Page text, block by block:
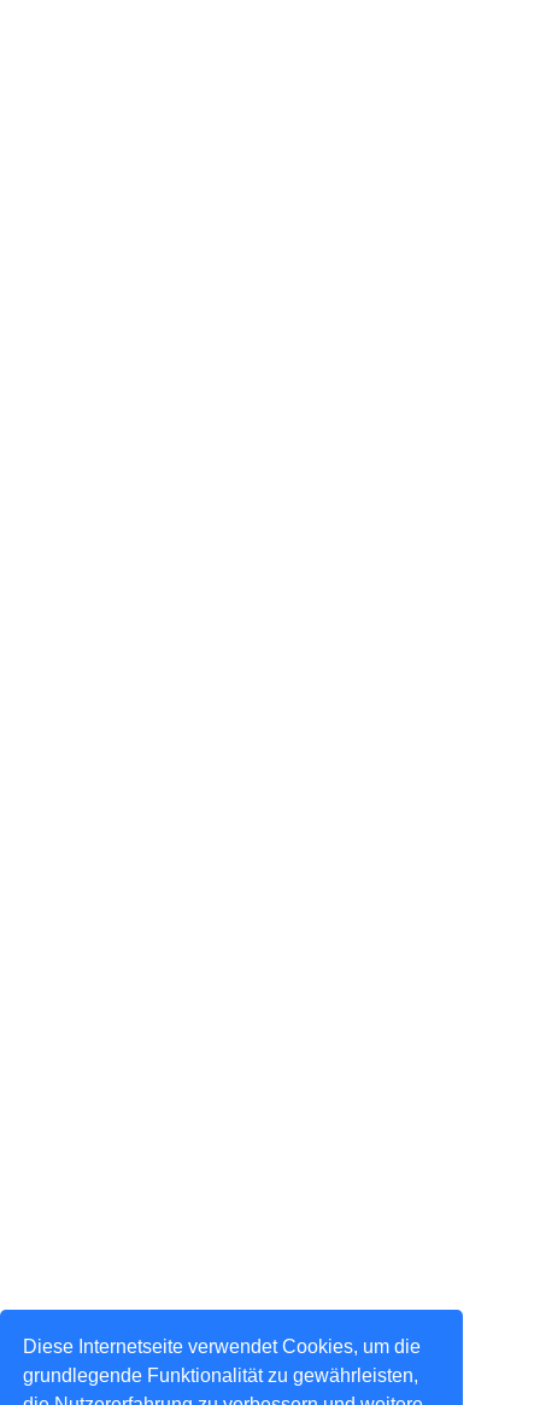
Diese Internetseite verwendet Cookies, um die
grundlegende Funktionalität zu gewährleisten,